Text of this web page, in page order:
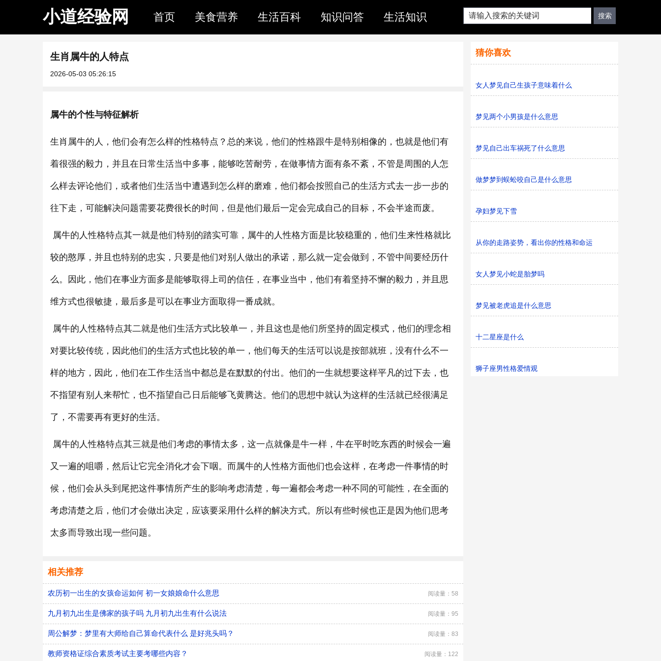
小道经验网 首页 美食营养 生活百科 知识问答 生活知识
生肖属牛的人特点
2026-05-03 05:26:15
属牛的个性与特征解析
生肖属牛的人，他们会有怎么样的性格特点？总的来说，他们的性格跟牛是特别相像的，也就是他们有
着很强的毅力，并且在日常生活当中多事，能够吃苦耐劳，在做事情方面有条不紊，不管是周围的人怎
么样去评论他们，或者他们生活当中遭遇到怎么样的磨难，他们都会按照自己的生活方式去一步一步的
往下走，可能解决问题需要花费很长的时间，但是他们最后一定会完成自己的目标，不会半途而废。
属牛的人性格特点其一就是他们特别的踏实可靠，属牛的人性格方面是比较稳重的，他们生来性格就比
较的憨厚，并且也特别的忠实，只要是他们对别人做出的承诺，那么就一定会做到，不管中间要经历什
么。因此，他们在事业方面多是能够取得上司的信任，在事业当中，他们有着坚持不懈的毅力，并且思
维方式也很敏捷，最后多是可以在事业方面取得一番成就。
属牛的人性格特点其二就是他们生活方式比较单一，并且这也是他们所坚持的固定模式，他们的理念相
对要比较传统，因此他们的生活方式也比较的单一，他们每天的生活可以说是按部就班，没有什么不一
样的地方，因此，他们在工作生活当中都总是在默默的付出。他们的一生就想要这样平凡的过下去，也
不指望有别人来帮忙，也不指望自己日后能够飞黄腾达。他们的思想中就认为这样的生活就已经很满足
了，不需要再有更好的生活。
属牛的人性格特点其三就是他们考虑的事情太多，这一点就像是牛一样，牛在平时吃东西的时候会一遍
又一遍的咀嚼，然后让它完全消化才会下咽。而属牛的人性格方面他们也会这样，在考虑一件事情的时
候，他们会从头到尾把这件事情所产生的影响考虑清楚，每一遍都会考虑一种不同的可能性，在全面的
考虑清楚之后，他们才会做出决定，应该要采用什么样的解决方式。所以有些时候也正是因为他们思考
太多而导致出现一些问题。
相关推荐
农历初一出生的女孩命运如何 初一女娘娘命什么意思 阅读量：58
九月初九出生是佛家的孩子吗 九月初九出生有什么说法 阅读量：95
周公解梦：梦里有大师给自己算命代表什么 是好兆头吗？ 阅读量：83
教师资格证综合素质考试主要考哪些内容？ 阅读量：122
猜你喜欢
女人梦见自己生孩子意味着什么
梦见两个小男孩是什么意思
梦见自己出车祸死了什么意思
做梦梦到蜈蚣咬自己是什么意思
孕妇梦见下雪
从你的走路姿势，看出你的性格和命运
女人梦见小蛇是胎梦吗
梦见被老虎追是什么意思
十二星座是什么
狮子座男性格爱情观